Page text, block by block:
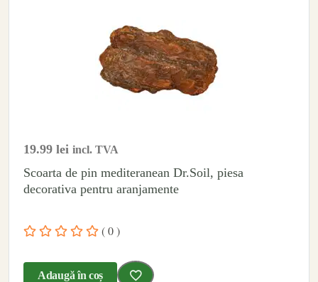
19.99 lei incl. TVA
Scoarta de pin mediteranean Dr.Soil, piesa
decorativa pentru aranjamente
( 0 )
Adaugă în coș